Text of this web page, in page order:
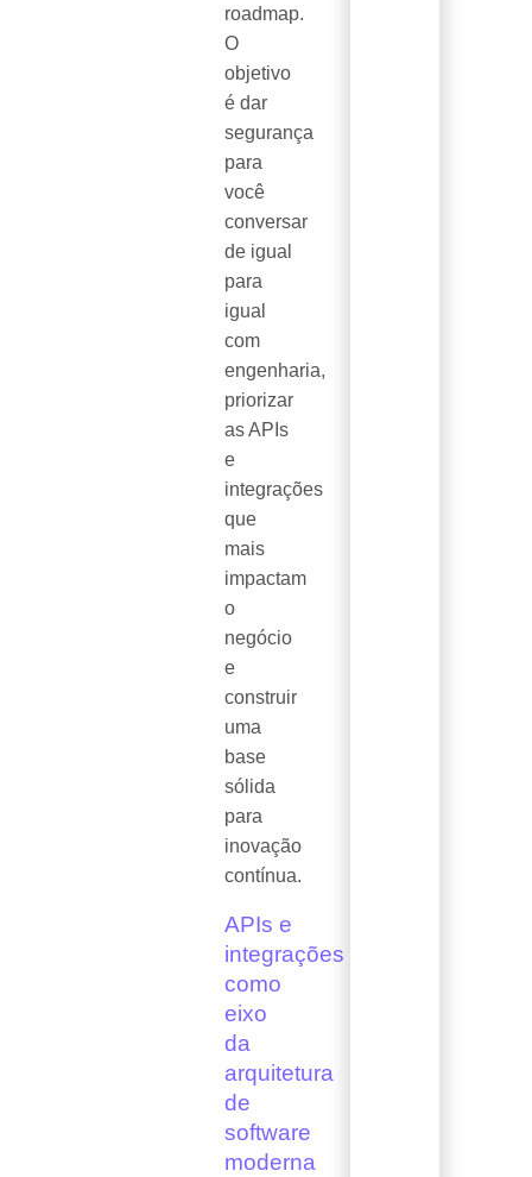
roadmap.
O
objetivo
é dar
segurança
para
você
conversar
de igual
para
igual
com
engenharia,
priorizar
as APIs
e
integrações
que
mais
impactam
o
negócio
e
construir
uma
base
sólida
para
inovação
contínua.
APIs e
integrações
como
eixo
da
arquitetura
de
software
moderna